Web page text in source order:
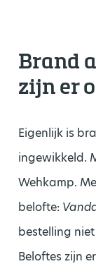
Brand
zijn er
Eigenlijk is
ingewikkeld.
Wehkamp.
belofte:
bestelling
Beloftes zijn